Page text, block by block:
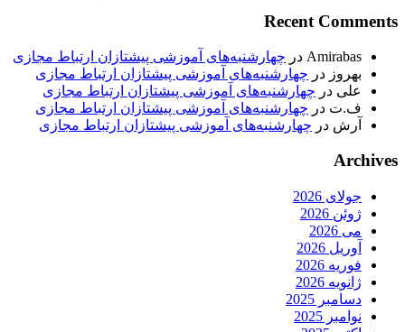
Recent Comments
Amirabas در چهارشنبه‌های آموزشی پیشتازان ارتباط مجازی
بهروز در چهارشنبه‌های آموزشی پیشتازان ارتباط مجازی
علی در چهارشنبه‌های آموزشی پیشتازان ارتباط مجازی
ف.ت در چهارشنبه‌های آموزشی پیشتازان ارتباط مجازی
آرش در چهارشنبه‌های آموزشی پیشتازان ارتباط مجازی
Archives
جولای 2026
ژوئن 2026
می 2026
آوریل 2026
فوریه 2026
ژانویه 2026
دسامبر 2025
نوامبر 2025